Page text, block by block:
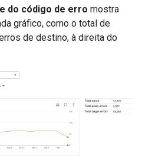
do código de erro mostra
gráfico, como o total de
de destino, à direita do